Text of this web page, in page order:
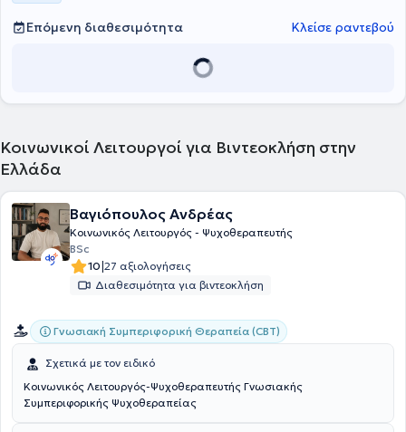
Επόμενη διαθεσιμότητα Κλείσε ραντεβού
Κοινωνικοί Λειτουργοί για Βιντεοκλήση στην
Ελλάδα
Βαγιόπουλος Ανδρέας
Κοινωνικός Λειτουργός - Ψυχοθεραπευτής
BSc
10|27 αξιολογήσεις
Διαθεσιμότητα για βιντεοκλήση
Γνωσιακή Συμπεριφορική Θεραπεία (CBT)
Σχετικά με τον ειδικό
Κοινωνικός Λειτουργός-Ψυχοθεραπευτής Γνωσιακής
Συμπεριφορικής Ψυχοθεραπείας